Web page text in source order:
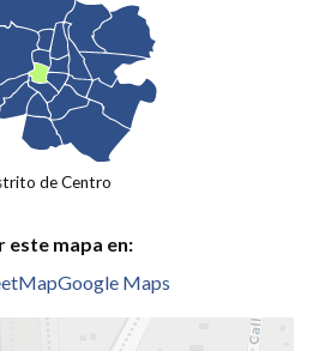
de Centro
este mapa en:
Google Maps